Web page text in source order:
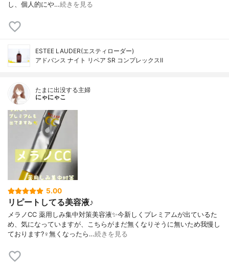
し、個人的にや…続きを見る
ESTEE LAUDER(エスティローダー)
アドバンス ナイト リペア SR コンプレックスⅡ
たまに出没する主婦
にゃにゃこ
5.00
リピートしてる美容液♪
メラノCC 薬用しみ集中対策美容液✨今新しくプレミアムが出ているた
め、気になっていますが、こちらがまだ無くなりそうに無いため我慢し
ております?‍♀️無くなったら…続きを見る